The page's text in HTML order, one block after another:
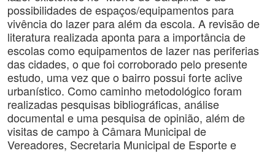
possibilidades de espaços/equipamentos para
vivência do lazer para além da escola. A revisão de
literatura realizada aponta para a importância de
escolas como equipamentos de lazer nas periferias
das cidades, o que foi corroborado pelo presente
estudo, uma vez que o bairro possui forte aclive
urbanístico. Como caminho metodológico foram
realizadas pesquisas bibliográficas, análise
documental e uma pesquisa de opinião, além de
visitas de campo à Câmara Municipal de
Vereadores, Secretaria Municipal de Esporte e